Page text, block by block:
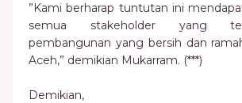
”Kami berharap tuntutan ini
semua stakeholder yang
pembangunan yang bersih dan
Aceh,” demikian Mukarram. (***)
Demikian,